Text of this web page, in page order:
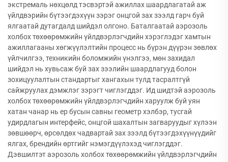
экстремаль нөхцөлд тэсвэртэй ажиллах шаардлагатай аж
үйлдвэрийн бүтээгдэхүүн зэрэг онцгой зах зээлд гарч буй
ялгаатай дутагдалд шийдэл олгоно. Баталгаатай аэрозоль
холбох төхөөрөмжийн үйлдвэрлэгчдийн хэрэглэдэг хамтын
ажиллагааны хөгжүүлэлтийн процесс нь бүрэн дүүрэн зөвлөх
үйлчилгээ, техникийн боломжийн үнэлгээ, мөн захидал
шийдэл нь хувьсаж буй зах зээлийн шаардлагууд болон
зохицуулалтын стандартыг хангахын тулд тасралтгүй
сайжруулах дэмжлэг зэрэгт чиглэгддэг. Ид шидтэй аэрозоль
холбох төхөөрөмжийн үйлдвэрлэгчдийн харуулж буй уян
хатан чанар нь ер бусын савны геометр хэлбэр, тусгай
удирдлагын интерфейс, онцгой шахалтын загваруудыг хүлээн
зөвшөөрч, өрсөлдөх чадвартай зах зээлд бүтээгдэхүүнүүдийг
ялгах, брендийн өртгийг нэмэгдүүлэхэд чиглэгддэг.
Дэвшилтэт аэрозоль холбох төхөөрөмжийн үйлдвэрлэгчдийн